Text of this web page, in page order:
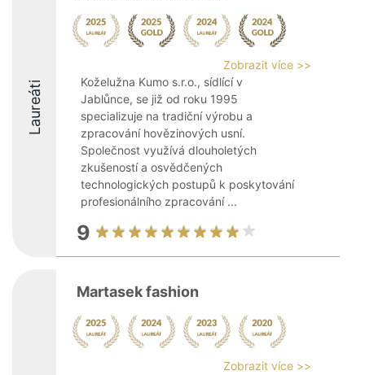
Laureáti
Zobrazit více >>
Koželužna Kumo s.r.o., sídlící v
Jablůnce, se již od roku 1995
specializuje na tradiční výrobu a
zpracování hovězinových usní.
Společnost využívá dlouholetých
zkušeností a osvědčených
technologických postupů k poskytování
profesionálního zpracování ...
9
Martasek fashion
Zobrazit více >>